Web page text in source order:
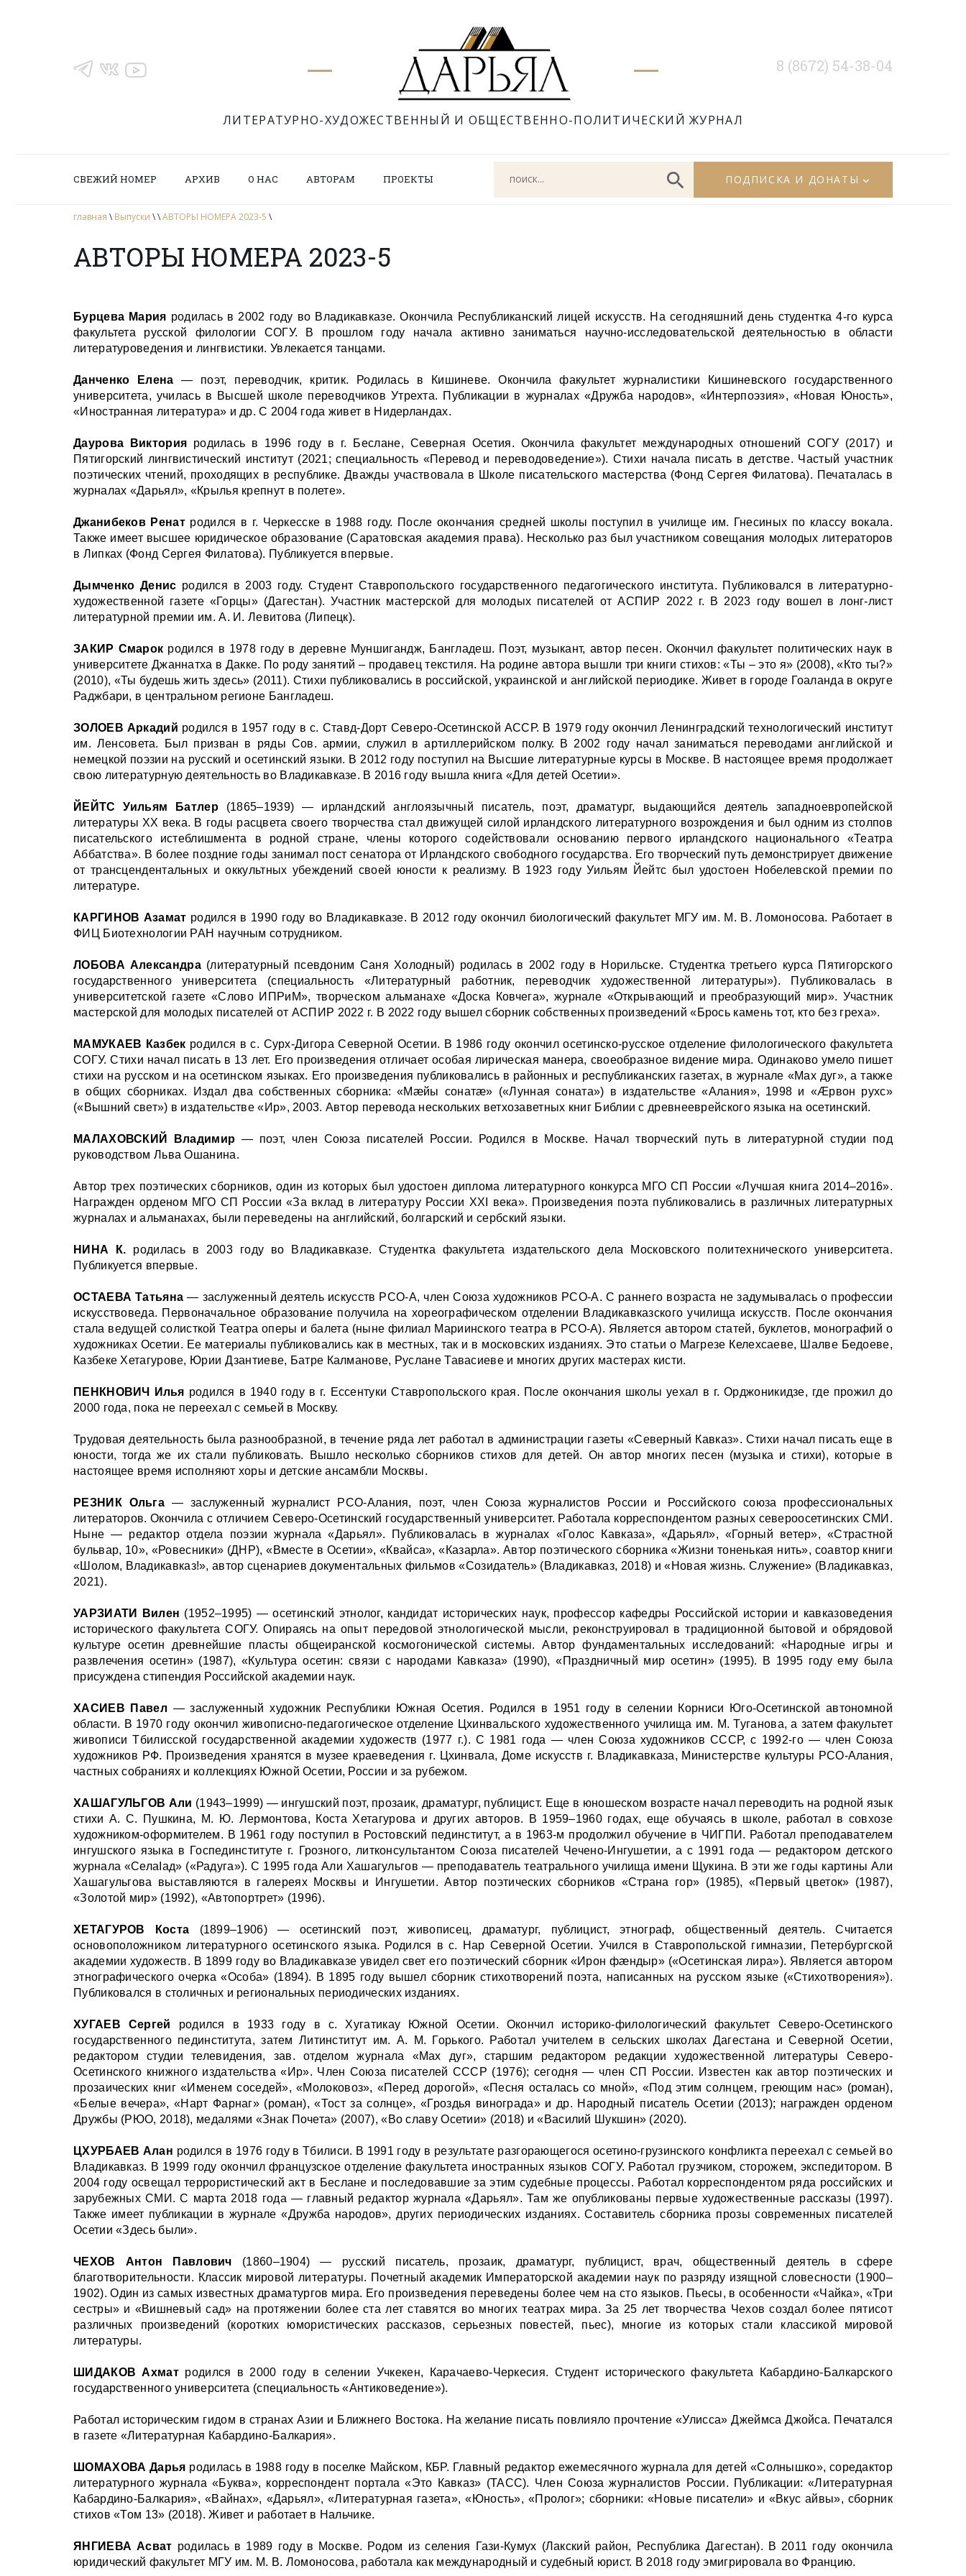
ЛИТЕРАТУРНО-ХУДОЖЕСТВЕННЫЙ И ОБЩЕСТВЕННО-ПОЛИТИЧЕСКИЙ ЖУРНАЛ
8 (8672) 54-38-04
СВЕЖИЙ НОМЕР АРХИВ О НАС АВТОРАМ ПРОЕКТЫ ПОДПИСКА И ДОНАТЫ
главная \ Выпуски \\АВТОРЫ НОМЕРА 2023-5 \
АВТОРЫ НОМЕРА 2023-5
Бурцева Мария родилась в 2002 году во Владикавказе. Окончила Республиканский лицей искусств. На сегодняшний день студентка 4-го курса
факультета русской филологии СОГУ. В прошлом году начала активно заниматься научно-исследовательской деятельностью в области
литературоведения и лингвистики. Увлекается танцами.
Данченко Елена — поэт, переводчик, критик. Родилась в Кишиневе. Окончила факультет журналистики Кишиневского государственного
университета, училась в Высшей школе переводчиков Утрехта. Публикации в журналах «Дружба народов», «Интерпоэзия», «Новая Юность»,
«Иностранная литература» и др. С 2004 года живет в Нидерландах.
Даурова Виктория родилась в 1996 году в г. Беслане, Северная Осетия. Окончила факультет международных отношений СОГУ (2017) и
Пятигорский лингвистический институт (2021; специальность «Перевод и переводоведение»). Стихи начала писать в детстве. Частый участник
поэтических чтений, проходящих в республике. Дважды участвовала в Школе писательского мастерства (Фонд Сергея Филатова). Печаталась в
журналах «Дарьял», «Крылья крепнут в полете».
Джанибеков Ренатродился в г. Черкесске в 1988 году. После окончания средней школы поступил в училище им. Гнесиных по классу вокала.
Также имеет высшее юридическое образование (Саратовская академия права). Несколько раз был участником совещания молодых литераторов
в Липках (Фонд Сергея Филатова). Публикуется впервые.
Дымченко Денис родился в 2003 году. Студент Ставропольского государственного педагогического института. Публиковался в литературно-
художественной газете «Горцы» (Дагестан). Участник мастерской для молодых писателей от АСПИР 2022 г. В 2023 году вошел в лонг-лист
литературной премии им. А. И. Левитова (Липецк).
ЗАКИР Смарок родился в 1978 году в деревне Муншигандж, Бангладеш. Поэт, музыкант, автор песен. Окончил факультет политических наук в
университете Джаннатха в Дакке. По роду занятий – продавец текстиля. На родине автора вышли три книги стихов: «Ты – это я» (2008), «Кто ты?»
(2010), «Ты будешь жить здесь» (2011). Стихи публиковались в российской, украинской и английской периодике. Живет в городе Гоаланда в округе
Раджбари, в центральном регионе Бангладеш.
ЗОЛОЕВ Аркадий родился в 1957 году в с. Ставд-Дорт Северо-Осетинской АССР. В 1979 году окончил Ленинградский технологический институт
им. Ленсовета. Был призван в ряды Сов. армии, служил в артиллерийском полку. В 2002 году начал заниматься переводами английской и
немецкой поэзии на русский и осетинский языки. В 2012 году поступил на Высшие литературные курсы в Москве. В настоящее время продолжает
свою литературную деятельность во Владикавказе. В 2016 году вышла книга «Для детей Осетии».
ЙЕЙТС Уильям Батлер(1865–1939) — ирландский англоязычный писатель, поэт, драматург, выдающийся деятель западноевропейской
литературы XX века. В годы расцвета своего творчества стал движущей силой ирландского литературного возрождения и был одним из столпов
писательского истеблишмента в родной стране, члены которого содействовали основанию первого ирландского национального «Театра
Аббатства». В более поздние годы занимал пост сенатора от Ирландского свободного государства. Его творческий путь демонстрирует движение
от трансцендентальных и оккультных убеждений своей юности к реализму. В 1923 году Уильям Йейтс был удостоен Нобелевской премии по
литературе.
КАРГИНОВ Азамат родился в 1990 году во Владикавказе. В 2012 году окончил биологический факультет МГУ им. М. В. Ломоносова. Работает в
ФИЦ Биотехнологии РАН научным сотрудником.
ЛОБОВА Александра(литературный псевдоним Саня Холодный) родилась в 2002 году в Норильске. Студентка третьего курса Пятигорского
государственного университета (специальность «Литературный работник, переводчик художественной литературы»). Публиковалась в
университетской газете «Слово ИПРиМ», творческом альманахе «Доска Ковчега», журнале «Открывающий и преобразующий мир». Участник
мастерской для молодых писателей от АСПИР 2022 г. В 2022 году вышел сборник собственных произведений «Брось камень тот, кто без греха».
МАМУКАЕВ Казбек родился в с. Сурх-Дигора Северной Осетии. В 1986 году окончил осетинско-русское отделение филологического факультета
СОГУ. Стихи начал писать в 13 лет. Его произведения отличает особая лирическая манера, своеобразное видение мира. Одинаково умело пишет
стихи на русском и на осетинском языках. Его произведения публиковались в районных и республиканских газетах, в журнале «Мах дуг», а также
в общих сборниках. Издал два собственных сборника: «Мæйы сонатæ» («Лунная соната») в издательстве «Алания», 1998 и «Æрвон рухс»
(«Вышний свет») в издательстве «Ир», 2003. Автор перевода нескольких ветхозаветных книг Библии с древнееврейского языка на осетинский.
МАЛАХОВСКИЙ Владимир — поэт, член Союза писателей России. Родился в Москве. Начал творческий путь в литературной студии под
руководством Льва Ошанина.
Автор трех поэтических сборников, один из которых был удостоен диплома литературного конкурса МГО СП России «Лучшая книга 2014–2016».
Награжден орденом МГО СП России «За вклад в литературу России XXI века». Произведения поэта публиковались в различных литературных
журналах и альманахах, были переведены на английский, болгарский и сербский языки.
НИНА К. родилась в 2003 году во Владикавказе. Студентка факультета издательского дела Московского политехнического университета.
Публикуется впервые.
ОСТАЕВА Татьяна — заслуженный деятель искусств РСО-А, член Союза художников РСО-А. С раннего возраста не задумывалась о профессии
искусствоведа. Первоначальное образование получила на хореографическом отделении Владикавказского училища искусств. После окончания
стала ведущей солисткой Театра оперы и балета (ныне филиал Мариинского театра в РСО-А). Является автором статей, буклетов, монографий о
художниках Осетии. Ее материалы публиковались как в местных, так и в московских изданиях. Это статьи о Магрезе Келехсаеве, Шалве Бедоеве,
Казбеке Хетагурове, Юрии Дзантиеве, Батре Калманове, Руслане Тавасиеве и многих других мастерах кисти.
ПЕНКНОВИЧ Илья родился в 1940 году в г. Ессентуки Ставропольского края. После окончания школы уехал в г. Орджоникидзе, где прожил до
2000 года, пока не переехал с семьей в Москву.
Трудовая деятельность была разнообразной, в течение ряда лет работал в администрации газеты «Северный Кавказ». Стихи начал писать еще в
юности, тогда же их стали публиковать. Вышло несколько сборников стихов для детей. Он автор многих песен (музыка и стихи), которые в
настоящее время исполняют хоры и детские ансамбли Москвы.
РЕЗНИК Ольга — заслуженный журналист РСО-Ала­ния, поэт, член Союза журналистов России и Российского союза профессиональных
литераторов. Окончила с отличием Северо-Осетинский государственный университет. Работала корреспондентом разных североосетинских СМИ.
Ныне — редактор отдела поэзии журнала «Дарьял». Публиковалась в журналах «Голос Кавказа», «Дарьял», «Горный ветер», «Страстной
бульвар, 10», «Ровесники» (ДНР), «Вместе в Осетии», «Квайса», «Казарла». Автор поэтического сборника «Жизни тоненькая нить», соавтор книги
«Шолом, Владикавказ!», автор сценариев документальных фильмов «Созидатель» (Владикавказ, 2018) и «Новая жизнь. Служение» (Владикавказ,
2021).
УАРЗИАТИ Вилен (1952–1995) — осетинский этнолог, кандидат исторических наук, профессор кафедры Российской истории и кавказоведения
исторического факультета СОГУ. Опираясь на опыт передовой этнологической мысли, реконструировал в традиционной бытовой и обрядовой
культуре осетин древнейшие пласты общеиранской космогонической системы. Автор фундаментальных исследований: «Народные игры и
развлечения осетин» (1987), «Культура осетин: связи с народами Кавказа» (1990), «Праздничный мир осетин» (1995). В 1995 году ему была
присуждена стипендия Российской академии наук.
ХАСИЕВ Павел — заслуженный художник Республики Южная Осетия. Родился в 1951 году в селении Корниси Юго-Осетинской автономной
области. В 1970 году окончил живописно-педагогическое отделение Цхинвальского художественного училища им. М. Туганова, а затем факультет
живописи Тбилисской государственной академии художеств (1977 г.). С 1981 года — член Союза художников СССР, с 1992-го — член Союза
художников РФ. Произведения хранятся в музее краеведения г. Цхинвала, Доме искусств г. Владикавказа, Министерстве культуры РСО-Алания,
частных собраниях и коллекциях Южной Осетии, России и за рубежом.
ХАШАГУЛЬГОВ Али (1943–1999) — ингушский поэт, прозаик, драматург, публицист. Еще в юношеском возрасте начал переводить на родной язык
стихи А. С. Пушкина, М. Ю. Лермонтова, Коста Хетагурова и других авторов. В 1959–1960 годах, еще обучаясь в школе, работал в совхозе
художником-оформителем. В 1961 году поступил в Ростовский пединститут, а в 1963-м продолжил обучение в ЧИГПИ. Работал преподавателем
ингушского языка в Госпединституте г. Грозного, литконсультантом Союза писателей Чечено-Ингушетии, а с 1991 года — редактором детского
журнала «СелаӀад» («Радуга»). С 1995 года Али Хашагульгов — преподаватель театрального училища имени Щукина. В эти же годы картины Али
Хашагульгова выставляются в галереях Москвы и Ингушетии. Автор поэтических сборников «Страна гор» (1985), «Первый цветок» (1987),
«Золотой мир» (1992), «Автопортрет» (1996).
ХЕТАГУРОВ Коста (1899–1906) — осетинский поэт, живописец, драматург, публицист, этнограф, общественный деятель. Считается
основоположником литературного осетинского языка. Родился в с. Нар Северной Осетии. Учился в Ставропольской гимназии, Петербургской
академии художеств. В 1899 году во Владикавказе увидел свет его поэтический сборник «Ирон фæндыр» («Осетинская лира»). Является автором
этнографического очерка «Особа» (1894). В 1895 году вышел сборник стихотворений поэта, написанных на русском языке («Стихотворения»).
Публиковался в столичных и региональных периодических изданиях.
ХУГАЕВ Сергей родился в 1933 году в с. Хугатикау Южной Осетии. Окончил историко-филологический факультет Северо-Осетинского
государственного пед­института, затем Литинститут им. А. М. Горького. Работал учителем в сельских школах Дагестана и Северной Осетии,
редактором студии телевидения, зав. отделом журнала «Max дуг», старшим редактором редакции художественной литературы Северо-
Осетинского книжного издательства «Ир». Член Союза писателей СССР (1976); сегодня — член СП России. Известен как автор поэтических и
прозаических книг «Именем соседей», «Молоковоз», «Перед дорогой», «Песня осталась со мной», «Под этим солнцем, греющим нас» (роман),
«Белые вечера», «Нарт Фарнаг» (роман), «Тост за солнце», «Гроздья винограда» и др. Народный писатель Осетии (2013); награжден орденом
Дружбы (РЮО, 2018), медалями «Знак Почета» (2007), «Во славу Осетии» (2018) и «Василий Шукшин» (2020).
ЦХУРБАЕВ Алан родился в 1976 году в Тбилиси. В 1991 году в результате разгорающегося осетино-грузинского конфликта переехал с семьей во
Владикавказ. В 1999 году окончил французское отделение факультета иностранных языков СОГУ. Работал грузчиком, сторожем, экспедитором. В
2004 году освещал террористический акт в Беслане и последовавшие за этим судебные процессы. Работал корреспондентом ряда российских и
зарубежных СМИ. С марта 2018 года — главный редактор журнала «Дарьял». Там же опубликованы первые художественные рассказы (1997).
Также имеет публикации в журнале «Дружба народов», других периодических изданиях. Составитель сборника прозы современных писателей
Осетии «Здесь были».
ЧЕХОВ Антон Павлович (1860–1904) — русский писатель, прозаик, драматург, публицист, врач, общественный деятель в сфере
благотворительности. Классик мировой литературы. Почетный академик Императорской академии наук по разряду изящной словесности (1900–
1902). Один из самых известных драматургов мира. Его произведения переведены более чем на сто языков. Пьесы, в особенности «Чайка», «Три
сестры» и «Вишневый сад» на протяжении более ста лет ставятся во многих театрах мира. За 25 лет творчества Чехов создал более пятисот
различных произведений (коротких юмористических рассказов, серьезных повестей, пьес), многие из которых стали классикой мировой
литературы.
ШИДАКОВ Ахмат родился в 2000 году в селении Учкекен, Карачаево-Черкесия. Студент исторического факультета Кабардино-Балкарского
государственного университета (специальность «Антиковедение»).
Работал историческим гидом в странах Азии и Ближнего Востока. На желание писать повлияло прочтение «Улисса» Джеймса Джойса. Печатался
в газете «Литературная Кабардино-Балкария».
ШОМАХОВА Дарья родилась в 1988 году в поселке Майском, КБР. Главный редактор ежемесячного журнала для детей «Солнышко», соредактор
литературного журнала «Буква», корреспондент портала «Это Кавказ» (ТАСС). Член Союза журналистов России. Публикации: «Литературная
Кабардино-Балкария», «Вайнах», «Дарьял», «Литературная газета», «Юность», «Пролог»; сборники: «Новые писатели» и «Вкус айвы», сборник
стихов «Том 13» (2018). Живет и работает в Нальчике.
ЯНГИЕВА Асват родилась в 1989 году в Москве. Родом из селения Гази-Кумух (Лакский район, Республика Дагестан). В 2011 году окончила
юридический факультет МГУ им. М. В. Ломоносова, работала как международный и судебный юрист. В 2018 году эмигрировала во Францию.